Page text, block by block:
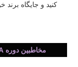
کنید و جایگاه
مخاطبین دوره DBA استراتژیک چه کسانی هستند؟